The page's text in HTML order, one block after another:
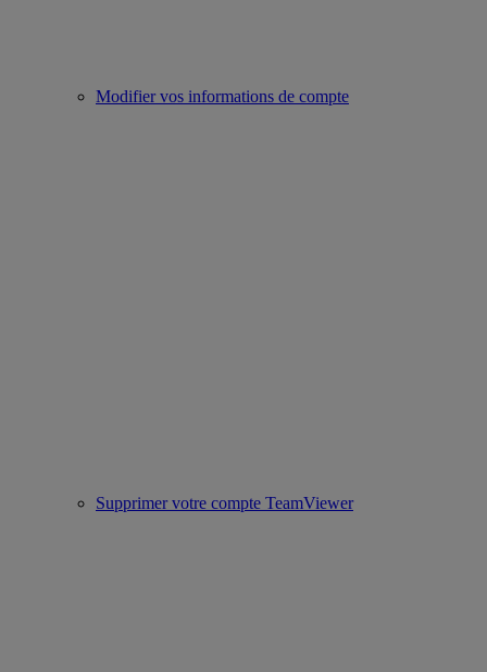
Modifier vos informations de compte
Supprimer votre compte TeamViewer